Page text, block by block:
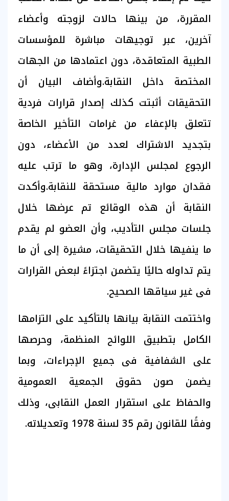
المقررة، من بينها حالات لزوجته وأعضاء
آخرين، عبر توجيهات مباشرة للمؤسسات
الطبية المتعاقدة، دون اعتمادها من الجهات
المختصة داخل النقابة.وأضاف البيان أن
التحقيقات أثبتت كذلك إصدار قرارات فردية
تتعلق بالإعفاء من غرامات التأخير الخاصة
بتجديد الاشتراك لعدد من الأعضاء، دون
الرجوع لمجلس الإدارة، وهو ما ترتب عليه
فقدان موارد مالية مستحقة للنقابة.وأكدت
النقابة أن هذه الوقائع تم عرضها خلال
جلسات مجلس التأديب، وأن العضو لم يقدم
ما ينفيها خلال التحقيقات، مشيرة إلى أن ما
يتم تداوله حاليًا يتضمن اجتزاءً لبعض القرارات
فى غير سياقها الصحيح.
واختتمت النقابة بيانها بالتأكيد على التزامها
الكامل بتطبيق اللوائح المنظمة، وحرصها
على الشفافية فى جميع الإجراءات، وبما
يضمن صون حقوق الجمعية العمومية
والحفاظ على استقرار العمل النقابى، وذلك
وفقًا للقانون رقم 35 لسنة 1978 وتعديلاته.